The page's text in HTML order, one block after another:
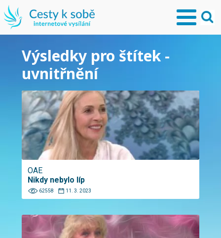
Výsledky pro štítek -
uvnitřnění
OAE
Nikdy nebylo líp
62558 11. 3. 2023